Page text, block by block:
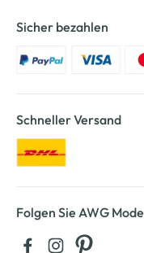
Sicher bezahlen
Schneller Versand
Folgen Sie AWG Mode